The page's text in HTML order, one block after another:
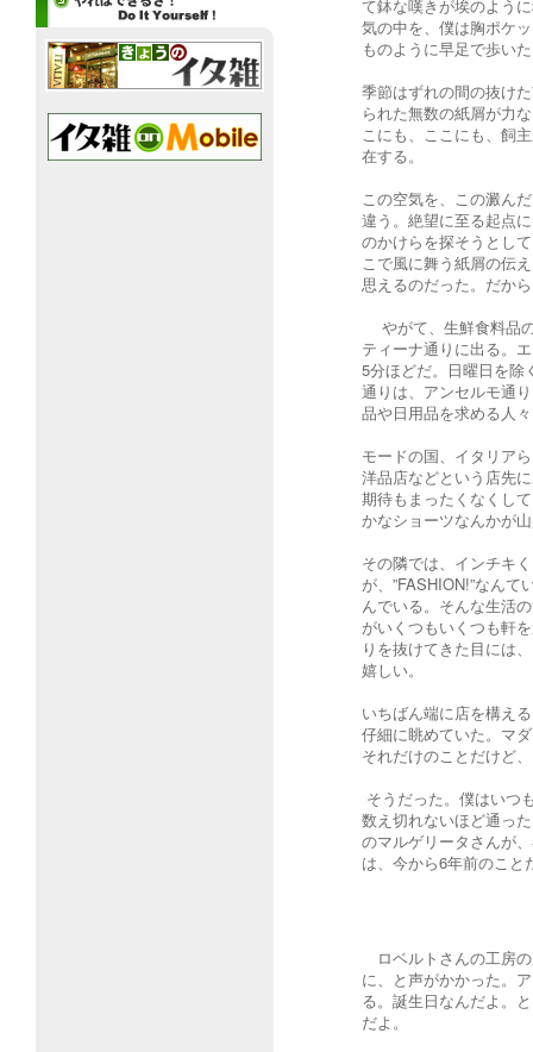
て鉢な嘆きが埃のよう
気の中を、僕は胸ポケ
ものように早足で歩い
季節はずれの間の抜け
られた無数の紙屑が力
こにも、ここにも、飼
在する。
この空気を、この澱ん
違う。絶望に至る起点
のかけらを探そうとし
こで風に舞う紙屑の伝
思えるのだった。だか
やがて、生鮮食料品
ティーナ通りに出る。
5分ほどだ。日曜日を除
通りは、アンセルモ通
品や日用品を求める人
モードの国、イタリア
洋品店などという店先
期待もまったくなくし
かなショーツなんかが
その隣では、インチキ
が、”FASHION!”なん
んでいる。そんな生活
がいくつもいくつも軒
りを抜けてきた目には
嬉しい。
いちばん端に店を構え
仔細に眺めていた。マ
それだけのことだけど
そうだった。僕はいつ
数え切れないほど通っ
のマルゲリータさんが
は、今から6年前のこと
ロベルトさんの工房
に、と声がかかった。
る。誕生日なんだよ。
だよ。